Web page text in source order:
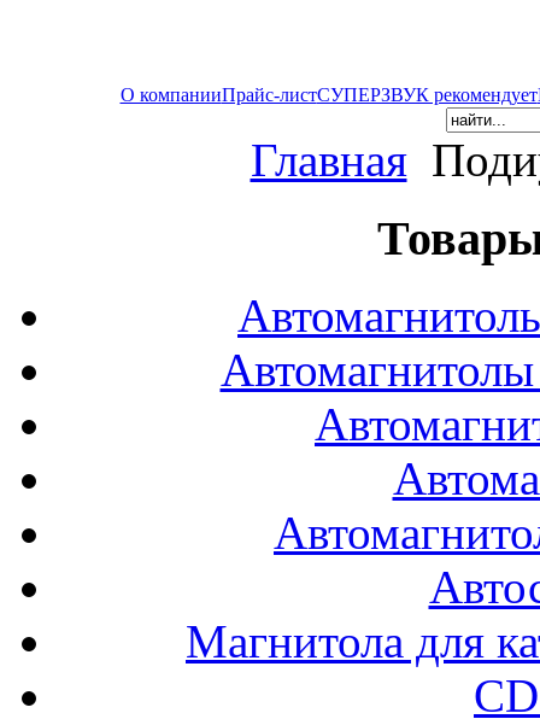
О компанииПрайс-листСУПЕРЗВУК рекомендует
Главная
Магнитола для